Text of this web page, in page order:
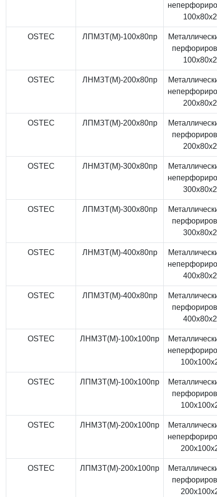
OSTEC ЛПМЗТ(М)-100x80пр
OSTEC ЛНМЗТ(М)-200x80пр
OSTEC ЛПМЗТ(М)-200x80пр
OSTEC ЛНМЗТ(М)-300x80пр
OSTEC ЛПМЗТ(М)-300x80пр
OSTEC ЛНМЗТ(М)-400x80пр
OSTEC ЛПМЗТ(М)-400x80пр
OSTEC ЛНМЗТ(М)-100x100пр
OSTEC ЛПМЗТ(М)-100x100пр
OSTEC ЛНМЗТ(М)-200x100пр
OSTEC ЛПМЗТ(М)-200x100пр